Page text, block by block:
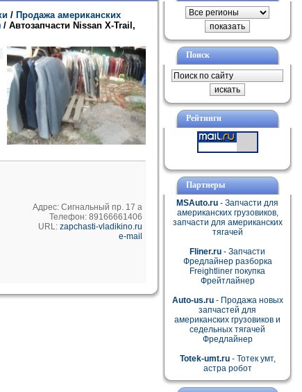
/ Продажа американских
/ Автозапчасти Nissan X-Trail,
Адрес: Сигнальный пр. 17 а
Телефон: 89166661406
URL: zapchasti-vladikino.ru
e-mail
Поиск
Рейтинги
Партнеры
MSAuto.ru - Запчасти для
американских грузовиков,
запчасти для американских
тягачей
Fliner.ru - Запчасти
Фредлайнер разборка
Freightliner покупка
Фрейтлайнер
Auto-us.ru- Продажа новых
запчастей для
американских грузовиков и
седельных тягачей
Фредлайнер
Totek-umt.ru- Тотек умт,
астра робот